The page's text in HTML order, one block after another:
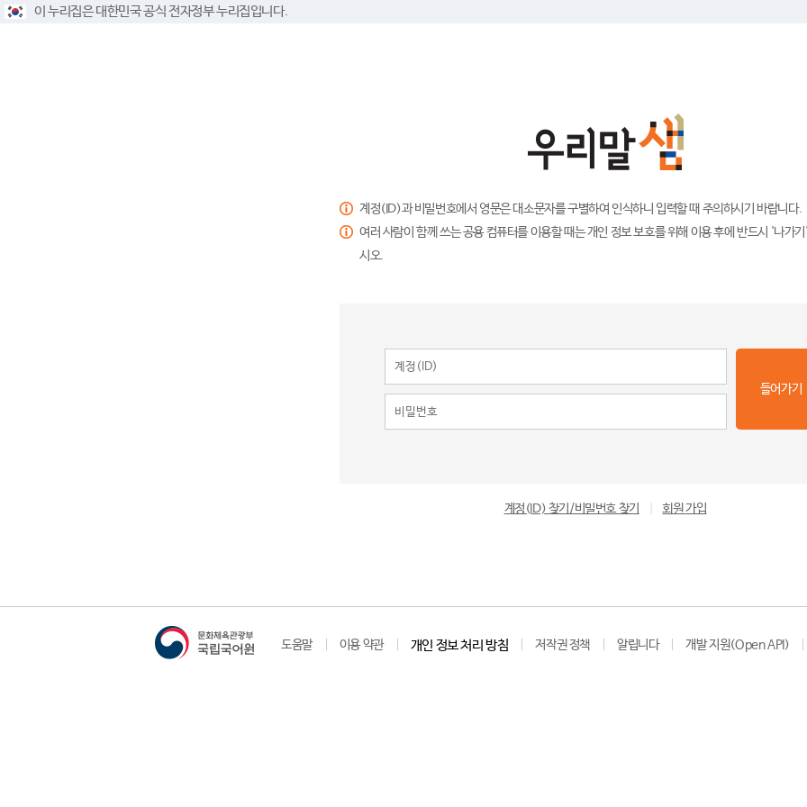
이 누리집은 대한민국 공식 전자정부 누리집입니다.
계정(ID)과 비밀번호에서 영문은 대소문자를 구별하여 인식하니 입력할 때 주의하시기 바랍니다.
여러 사람이 함께 쓰는 공용 컴퓨터를 이용할 때는 개인 정보 보호를 위해 이용 후에 반드시 '나가
시오.
들어가기
계정(ID) 찾기/비밀번호 찾기 회원 가입
도움말 이용 약관 개인 정보 처리 방침 저작권 정책 알립니다 개발 지원(Open API)